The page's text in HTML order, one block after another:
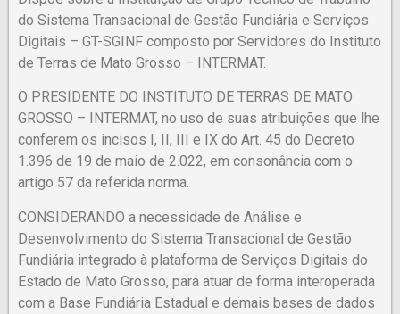
do Sistema Transacional de Gestão Fundiária e Serviços
Digitais – GT-SGINF composto por Servidores do Instituto
de Terras de Mato Grosso – INTERMAT.
O PRESIDENTE DO INSTITUTO DE TERRAS DE MATO
GROSSO – INTERMAT, no uso de suas atribuições que lhe
conferem os incisos I, II, III e IX do Art. 45 do Decreto
1.396 de 19 de maio de 2.022, em consonância com o
artigo 57 da referida norma.
CONSIDERANDO a necessidade de Análise e
Desenvolvimento do Sistema Transacional de Gestão
Fundiária integrado à plataforma de Serviços Digitais do
Estado de Mato Grosso, para atuar de forma interoperada
com a Base Fundiária Estadual e demais bases de dados